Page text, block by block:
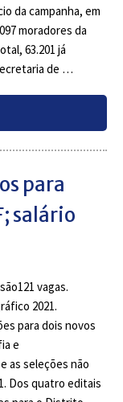
da campanha, em
moradores da
63.201 já
de …
para
salário
vagas.
2021.
para dois novos
e
as seleções não
Dos quatro editais